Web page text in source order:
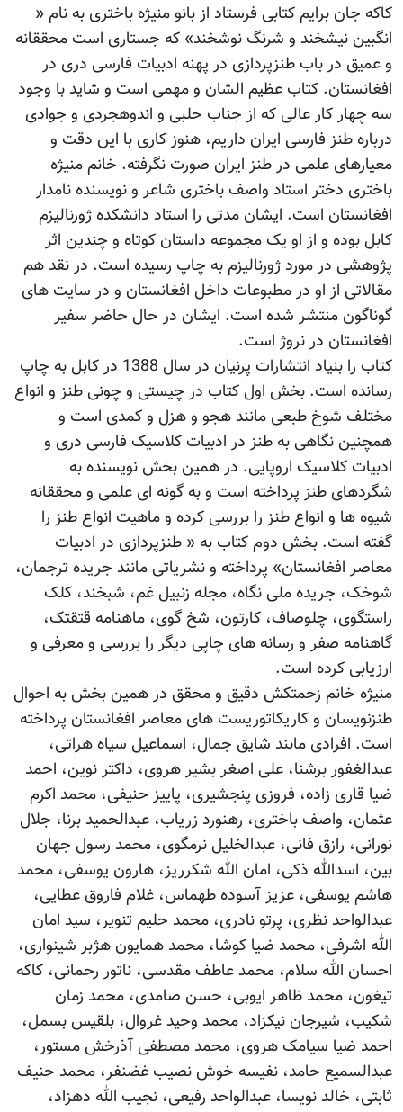
کاکه جان برایم کتابی فرستاد از بانو منیژه باختری به نام «
انگبین نیشخند و شرنگ نوشخند» که جستاری است محققانه
و عمیق در باب طنزپردازی در پهنه ادبیات فارسی دری در
افغانستان. کتاب عظیم الشان و مهمی است و شاید با وجود
سه چهار کار عالی که از جناب حلبی و اندوهجردی و جوادی
درباره طنز فارسی ایران داریم، هنوز کاری با این دقت و
معیارهای علمی در طنز ایران صورت نگرفته. خانم منیژه
باختری دختر استاد واصف باختری شاعر و نویسنده نامدار
افغانستان است. ایشان مدتی را استاد دانشکده ژورنالیزم
کابل بوده و از او یک مجموعه داستان کوتاه و چندین اثر
پژوهشی در مورد ژورنالیزم به چاپ رسیده است. در نقد هم
مقالاتی از او در مطبوعات داخل افغانستان و در سایت های
گوناگون منتشر شده است. ایشان در حال حاضر سفیر
افغانستان در نروژ است.
کتاب را بنیاد انتشارات پرنیان در سال 1388 در کابل به چاپ
رسانده است. بخش اول کتاب در چیستی و چونی طنز و انواع
مختلف شوخ طبعی مانند هجو و هزل و کمدی است و
همچنین نگاهی به طنز در ادبیات کلاسیک فارسی دری و
ادبیات کلاسیک اروپایی. در همین بخش نویسنده به
شگردهای طنز پرداخته است و به گونه ای علمی و محققانه
شیوه ها و انواع طنز را بررسی کرده و ماهیت انواع طنز را
گفته است. بخش دوم کتاب به « طنزپردازی در ادبیات
معاصر افغانستان» پرداخته و نشریاتی مانند جریده ترجمان،
شوخک، جریده ملی نگاه، مجله زنبیل غم، شبخند، کلک
راستگوی، چلوصاف، کارتون، شخ گوی، ماهنامه قتقتک،
گاهنامه صفر و رسانه های چاپی دیگر را بررسی و معرفی و
ارزیابی کرده است.
منیژه خانم زحمتکش دقیق و محقق در همین بخش به احوال
طنزنویسان و کاریکاتوریست های معاصر افغانستان پرداخته
است. افرادی مانند شایق جمال، اسماعیل سیاه هراتی،
عبدالغفور برشنا، علی اصغر بشیر هروی، داکتر نوین، احمد
ضیا قاری زاده، فروزی پنجشیری، پاییز حنیفی، محمد اکرم
عثمان، واصف باختری، رهنورد زریاب، عبدالحمید برنا، جلال
نورانی، رازق فانی، عبدالخلیل نرمگوی، محمد رسول جهان
بین، اسدالله ذکی، امان الله شکرریز، هارون یوسفی، محمد
هاشم یوسفی، عزیز آسوده طهماس، غلام فاروق عطایی،
عبدالواحد نظری، پرتو نادری، محمد حلیم تنویر، سید امان
الله اشرفی، محمد ضیا کوشا، محمد همایون هژبر شینواری،
احسان الله سلام، محمد عاطف مقدسی، ناتور رحمانی، کاکه
تیغون، محمد ظاهر ایوبی، حسن صامدی، محمد زمان
شکیب، شیرجان نیکزاد، محمد وحید غروال، بلقیس بسمل،
احمد ضیا سیامک هروی، محمد مصطفی آذرخش مستور،
عبدالسمیع حامد، نفیسه خوش نصیب غضنفر، محمد حنیف
ثابتی، خالد نویسا، عبدالواحد رفیعی، نجیب الله دهزاد،